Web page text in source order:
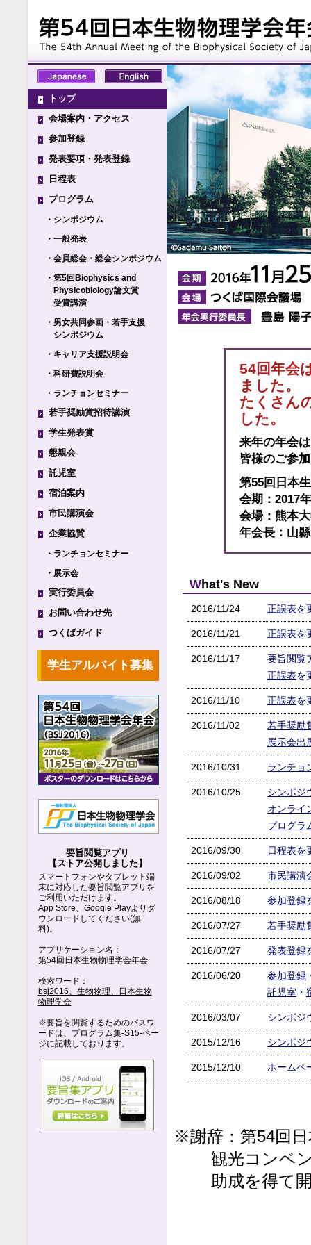
トップ
会場案内・アクセス
参加登録
発表要項・発表登録
日程表
プログラム
・シンポジウム
・一般発表
・会員総会・総会シンポジウム
・第5回Biophysics and
Physicobiology論文賞
受賞講演
・男女共同参画・若手支援
シンポジウム
・キャリア支援説明会
・科研費説明会
・ランチョンセミナー
若手奨励賞招待講演
学生発表賞
懇親会
託児室
宿泊案内
市民講演会
企業協賛
・ランチョンセミナー
・展示会
実行委員会
お問い合わせ先
つくばガイド
学生アルバイト募集
要旨閲覧アプリ
【ストア公開しました】
スマートフォンやタブレット端
末に対応した要旨閲覧アプリを
ご利用いただけます。
App Store、Google Playよりダ
ウンロードしてください(無
料)。
アプリケーション名：
第54回日本生物物理学会年会
検索ワード：
bsj2016、生物物理、日本生物
物理学会
※要旨を閲覧するためのパスワ
ードは、プログラム集-S15-ペー
ジに記載しております。
54回年会
ました。
たくさん
した。
来年の年会
皆様のご参
第55回日本
会期：2017
会場：熊本
年会長：山
What's New
2016/11/24 正誤表を
2016/11/21 正誤表を
2016/11/17
要旨閲覧
正誤表を
2016/11/10 正誤表を
2016/11/02
若手奨励
展示会出
2016/10/31 ランチョ
2016/10/25
シンポジ
オンライ
プログラ
2016/09/30 日程表を
2016/09/02 市民講演
2016/08/18 参加登録
2016/07/27 若手奨励
2016/07/27 発表登録
2016/06/20 参加登録
託児室 ・
2016/03/07 シンポジ
2015/12/16 シンポジ
2015/12/10 ホームペ
※謝辞：第54回
観光コンベ
助成を得て